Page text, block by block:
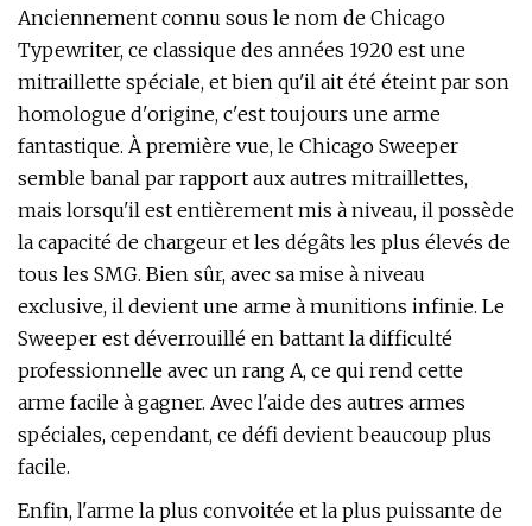
Anciennement connu sous le nom de Chicago
Typewriter, ce classique des années 1920 est une
mitraillette spéciale, et bien qu'il ait été éteint par son
homologue d'origine, c'est toujours une arme
fantastique. À première vue, le Chicago Sweeper
semble banal par rapport aux autres mitraillettes,
mais lorsqu'il est entièrement mis à niveau, il possède
la capacité de chargeur et les dégâts les plus élevés de
tous les SMG. Bien sûr, avec sa mise à niveau
exclusive, il devient une arme à munitions infinie. Le
Sweeper est déverrouillé en battant la difficulté
professionnelle avec un rang A, ce qui rend cette
arme facile à gagner. Avec l'aide des autres armes
spéciales, cependant, ce défi devient beaucoup plus
facile.
Enfin, l'arme la plus convoitée et la plus puissante de